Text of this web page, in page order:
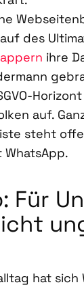
des
ihre
auf.
steht
Für
hat sich